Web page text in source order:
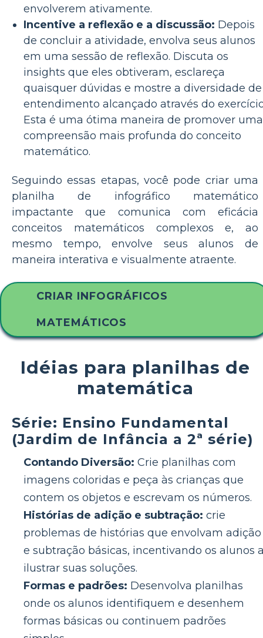
envolverem ativamente.
Incentive a reflexão e a discussão: Depois
de concluir a atividade, envolva seus alunos
em uma sessão de reflexão. Discuta os
insights que eles obtiveram, esclareça
quaisquer dúvidas e mostre a diversidade de
entendimento alcançado através do
Esta é uma ótima maneira de promover uma
compreensão mais profunda do conceito
matemático.
Seguindo essas etapas, você pode criar uma
planilha de infográfico matemático
impactante que comunica com eficácia
conceitos matemáticos complexos e, ao
mesmo tempo, envolve seus alunos de
maneira interativa e visualmente atraente.
CRIAR INFOGRÁFICOS
MATEMÁTICOS
Idéias para planilhas de
matemática
Série: Ensino Fundamental
(Jardim de Infância a 2ª série)
Contando Diversão: Crie planilhas com
imagens coloridas e peça às crianças que
contem os objetos e escrevam os números.
Histórias de adição e subtração: crie
problemas de histórias que envolvam adição
e subtração básicas, incentivando os alunos
ilustrar suas soluções.
Formas e padrões: Desenvolva planilhas
onde os alunos identifiquem e desenhem
formas básicas ou continuem padrões